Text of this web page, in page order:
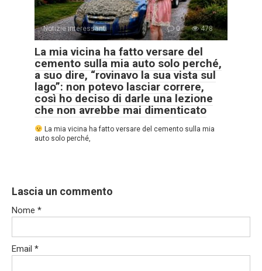
Notizie interessanti 0 478
La mia vicina ha fatto versare del
cemento sulla mia auto solo perché,
a suo dire, “rovinavo la sua vista sul
lago”: non potevo lasciar correre,
così ho deciso di darle una lezione
che non avrebbe mai dimenticato
La mia vicina ha fatto versare del cemento sulla mia
auto solo perché,
Lascia un commento
Nome *
Email *